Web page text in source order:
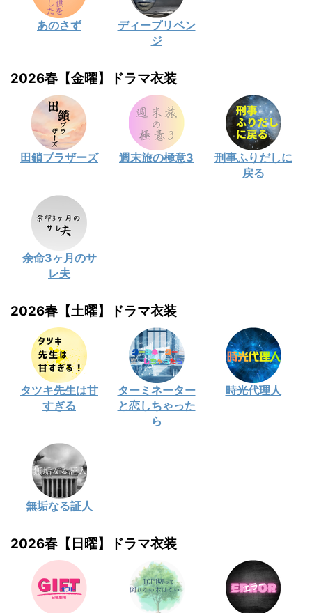
あのさず
ディープリベン
ジ
2026春【金曜】ドラマ衣装
田鎖ブラザーズ 週末旅の極意3
刑事ふりだしに
戻る
余命3ヶ月のサ
レ夫
2026春【土曜】ドラマ衣装
タツキ先生は甘
すぎる
ターミネーター
と恋しちゃった
ら
時光代理人
無垢なる証人
2026春【日曜】ドラマ衣装